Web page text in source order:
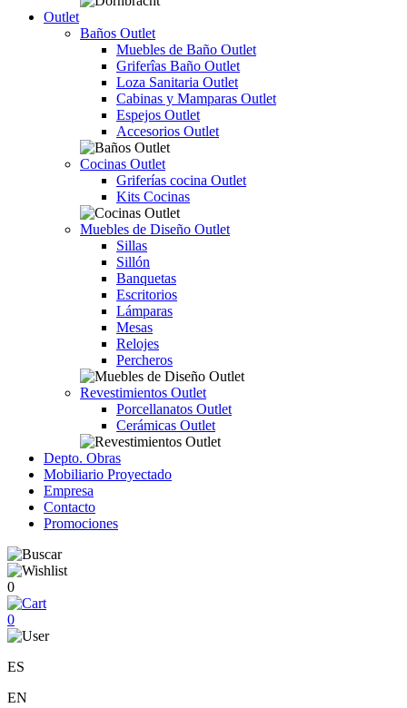
Outlet
Baños Outlet
Muebles de Baño Outlet
Griferîas Baño Outlet
Loza Sanitaria Outlet
Cabinas y Mamparas Outlet
Espejos Outlet
Accesorios Outlet
Cocinas Outlet
Griferías cocina Outlet
Kits Cocinas
Muebles de Diseño Outlet
Sillas
Sillón
Banquetas
Escritorios
Lámparas
Mesas
Relojes
Percheros
Revestimientos Outlet
Porcellanatos Outlet
Cerámicas Outlet
Depto. Obras
Mobiliario Proyectado
Empresa
Contacto
Promociones
0
0
ES
EN